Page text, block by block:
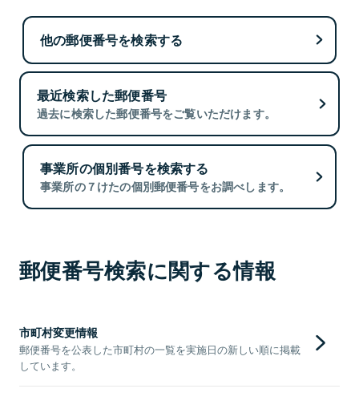
他の郵便番号を検索する
最近検索した郵便番号
過去に検索した郵便番号をご覧いただけます。
事業所の個別番号を検索する
事業所の７けたの個別郵便番号をお調べします。
郵便番号検索に関する情報
市町村変更情報
郵便番号を公表した市町村の一覧を実施日の新しい順に掲載
しています。